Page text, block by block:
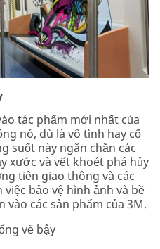
tác phẩm mới nhất của
nó, dù là vô tình hay cố
suốt này ngăn chặn các
xước và vết khoét phá hủy
tiện giao thông và các
bảo vệ hình ảnh và bề
các sản phẩm của 3M.
vẽ bậy